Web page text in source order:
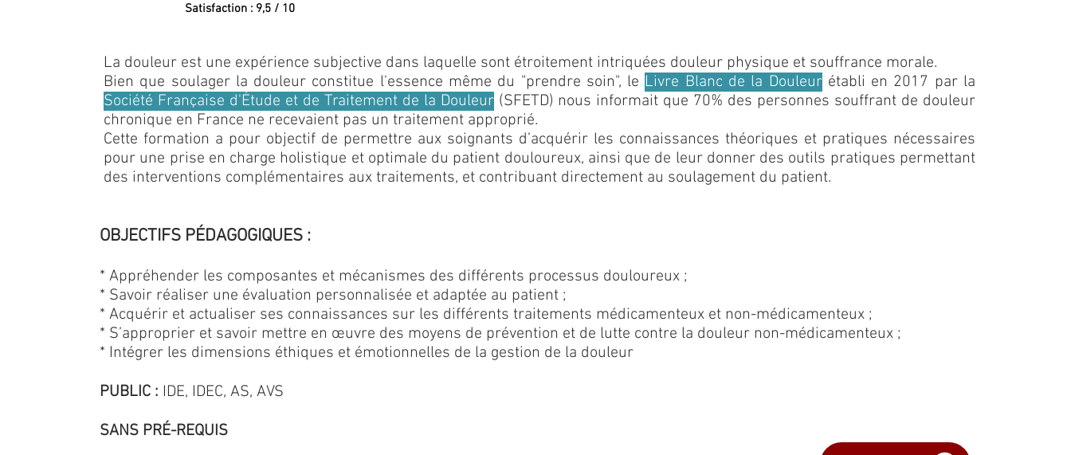
Satisfaction : 9,5 / 10
La douleur est une expérience subjective dans laquelle sont étroitement intriquées douleur physique et souffrance morale.
Bien que soulager la douleur constitue l'essence même du "prendre soin", le Livre Blanc de la Douleurétabli en 2017 par la
Société Française d'Étude et de Traitement de la Douleur(SFETD) nous informait que 70% des personnes souffrant de douleur
chronique en France ne recevaient pas un traitement approprié.
Cette formation a pour objectif de permettre aux soignants d’acquérir les connaissances théoriques et pratiques nécessaires
pour une prise en charge holistique et optimale du patient douloureux, ainsi que de leur donner des outils pratiques permettant
des interventions complémentaires aux traitements, et contribuant directement au soulagement du patient.
OBJECTIFS PÉDAGOGIQUES :
* Appréhender les composantes et mécanismes des différents processus douloureux ;
* Savoir réaliser une évaluation personnalisée et adaptée au patient ;
* Acquérir et actualiser ses connaissances sur les différents traitements médicamenteux et non-médicamenteux ;
* S’approprier et savoir mettre en œuvre des moyens de prévention et de lutte contre la douleur non-médicamenteux ;
* Intégrer les dimensions éthiques et émotionnelles de la gestion de la douleur
PUBLIC : IDE, IDEC, AS, AVS
SANS PRÉ-REQUIS